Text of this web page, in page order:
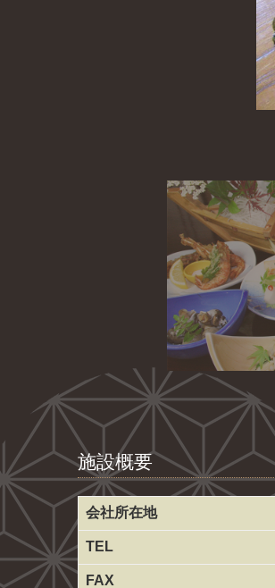
施設概要
会社所在地
TEL
FAX